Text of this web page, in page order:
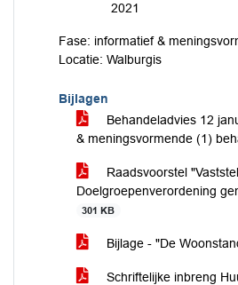
2021
Fase: informatief &
Locatie: Walburgis
Bijlagen
Behandeladvies 12
& meningsvormende (1)
Raadsvoorstel
Doelgroepenverordening
301 KB
Bijlage - "De
Schriftelijke inbreng